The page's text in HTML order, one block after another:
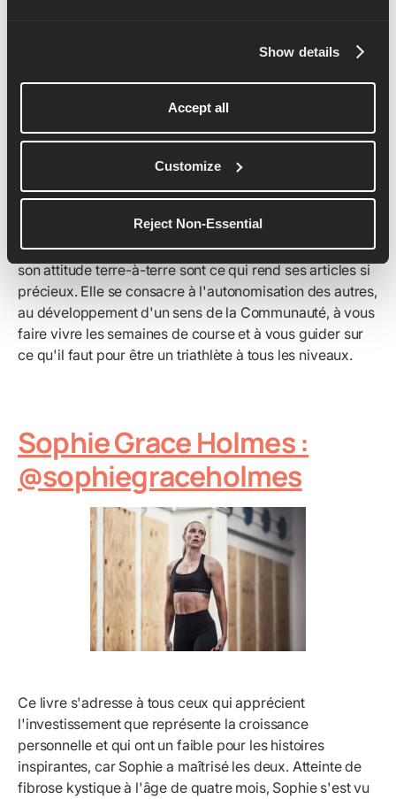
Show details
Accept all
Customize
Reject Non-Essential
performant au plus haut niveau, vous devez cliquer sur
un trésor de moments de course épiques, de conseils
d'entraînement, de sa progression sur la scène
mondiale, d'une transition de la course progressive au
nécessaire pour être le meilleur, c'est un flux qui vaut la
peine d'être suivi.
Et le meilleur : il ne s'agit pas seulement des kilomètres
et des médailles, car la positivité contagieuse de Beth et
son attitude terre-à-terre sont ce qui rend ses articles si
précieux. Elle se consacre à l'autonomisation des autres,
au développement d'un sens de la Communauté, à vous
faire vivre les semaines de course et à vous guider sur
ce qu'il faut pour être un triathlète à tous les niveaux.
Sophie Grace Holmes :
@sophiegraceholmes
Ce livre s'adresse à tous ceux qui apprécient
l'investissement que représente la croissance
personnelle et qui ont un faible pour les histoires
inspirantes, car Sophie a maîtrisé les deux. Atteinte de
fibrose kystique à l'âge de quatre mois, Sophie s'est vu